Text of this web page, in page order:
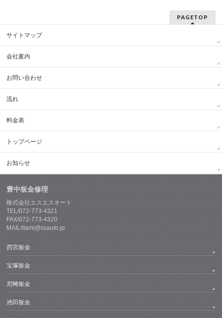
PAGETOP
サイトマップ
会社案内
お問い合わせ
流れ
料金表
トップページ
お知らせ
豊中板金修理
株式会社エスエスオート
TEL/072-773-4321
FAX/072-773-4320
MAIL/itami@ssauto.jp
西宮板金
宝塚板金
尼崎板金
池田板金